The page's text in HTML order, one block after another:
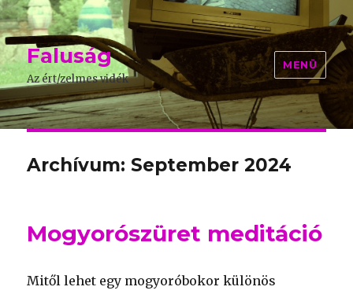
Faluság
Az ért/zelmes vidék
MENÜ
Archívum: September 2024
Mogyorószüret meditáció
Mitől lehet egy mogyoróbokor különös